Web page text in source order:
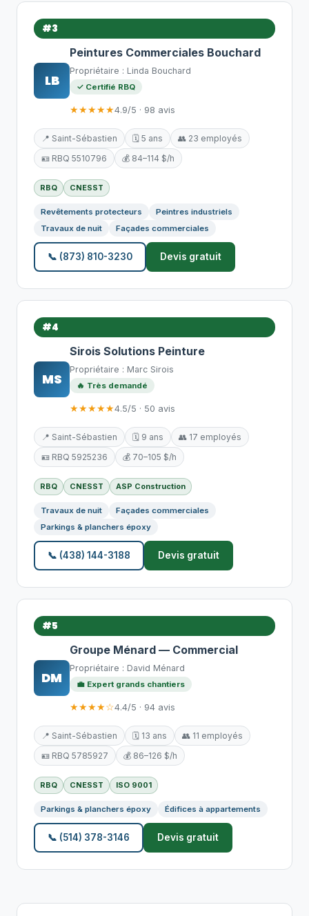
#3
LB
Peintures Commerciales Bouchard
Propriétaire : Linda Bouchard
✓ Certifié RBQ
★★★★★4.9/5 · 98 avis
📍 Saint-Sébastien 🗓️ 5 ans
👥 23 employés
🪪 RBQ 5510796
💰 84–114 $/h
RBQ CNESST
Revêtements protecteurs
Peintres industriels
Travaux de nuit
Façades commerciales
📞 (873) 810-3230 Devis gratuit
#4
MS
Sirois Solutions Peinture
Propriétaire : Marc Sirois
🔥 Très demandé
★★★★★4.5/5 · 50 avis
📍 Saint-Sébastien 🗓️ 9 ans
👥 17 employés
🪪 RBQ 5925236
💰 70–105 $/h
RBQ CNESST ASP Construction
Travaux de nuit
Façades commerciales
Parkings & planchers époxy
📞 (438) 144-3188 Devis gratuit
#5
DM
Groupe Ménard — Commercial
Propriétaire : David Ménard
💼 Expert grands chantiers
★★★★☆4.4/5 · 94 avis
📍 Saint-Sébastien 🗓️ 13 ans
👥 11 employés
🪪 RBQ 5785927
💰 86–126 $/h
RBQ CNESST ISO 9001
Parkings & planchers époxy Édifices à appartements
📞 (514) 378-3146 Devis gratuit